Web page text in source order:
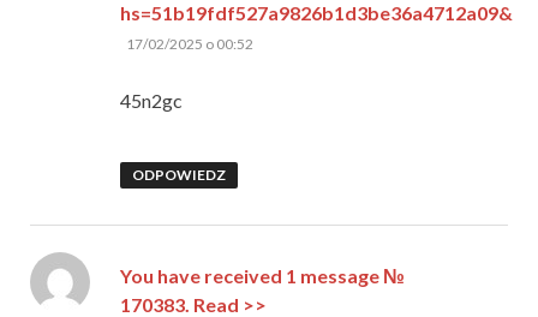
hs=51b19fdf527a9826b1d3be36a4712a09&
pisze:
17/02/2025 o 00:52
45n2gc
ODPOWIEDZ
You have received 1 message №
170383. Read >>